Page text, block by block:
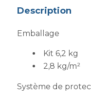
Description
Emballage
Kit 6,2 kg
2,8 kg/m²
Système de